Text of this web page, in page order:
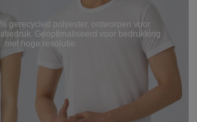
gerecycled polyester, ontworpen voor
Geoptimaliseerd voor bedrukking
met hoge resolutie.